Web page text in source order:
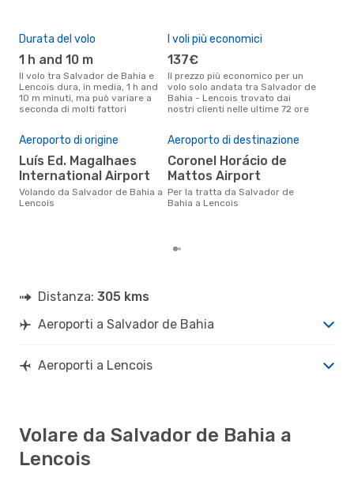
Durata del volo
1 h and 10 m
Il volo tra Salvador de Bahia e
Lencois dura, in media, 1 h and
10 m minuti, ma può variare a
seconda di molti fattori
I voli più economici
137€
Il prezzo più economico per un
volo solo andata tra Salvador de
Bahia - Lencois trovato dai
nostri clienti nelle ultime 72 ore
Aeroporto di origine
Luís Ed. Magalhaes
International Airport
Volando da Salvador de Bahia a
Lencois
Aeroporto di destinazione
Coronel Horácio de
Mattos Airport
Per la tratta da Salvador de
Bahia a Lencois
Distanza: 305 kms
Aeroporti a Salvador de Bahia
Aeroporti a Lencois
Volare da Salvador de Bahia a
Lencois